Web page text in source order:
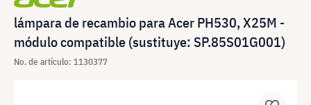
lámpara de recambio para Acer PH530, X25M -
módulo compatible (sustituye: SP.85S01G001)
No. de artículo: 1130377